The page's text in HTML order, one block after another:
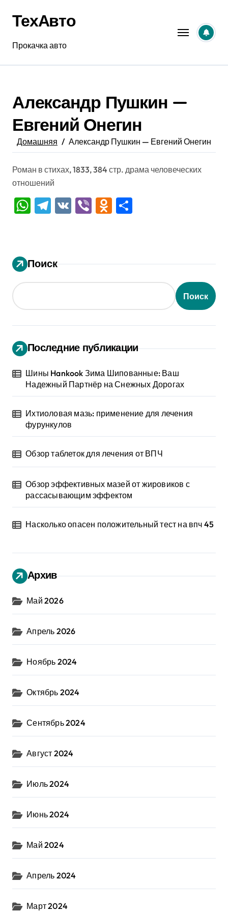
содержанию
ТехАвто
Прокачка авто
Александр Пушкин —
Евгений Онегин
Домашняя Александр Пушкин — Евгений Онегин
Роман в стихах, 1833, 384 стр. драма человеческих
отношений
WhatsApp
Telegram
VK ViberOdnoklassniki
Поиск
Поиск
Последние публикации
Шины Hankook Зима Шипованные: Ваш
Надежный Партнёр на Снежных Дорогах
Ихтиоловая мазь: применение для лечения
фурункулов
Обзор таблеток для лечения от ВПЧ
Обзор эффективных мазей от жировиков с
рассасывающим эффектом
Насколько опасен положительный тест на впч 45
Архив
Май 2026
Апрель 2026
Ноябрь 2024
Октябрь 2024
Сентябрь 2024
Август 2024
Июль 2024
Июнь 2024
Май 2024
Апрель 2024
Март 2024